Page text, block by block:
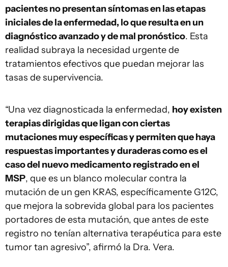
pacientes no presentan síntomas en las etapas
iniciales de la enfermedad, lo que resulta en un
diagnóstico avanzado y de mal pronóstico. Esta
realidad subraya la necesidad urgente de
tratamientos efectivos que puedan mejorar las
tasas de supervivencia.
“Una vez diagnosticada la enfermedad, hoy existen
terapias dirigidas que ligan con ciertas
mutaciones muy específicas y permiten que haya
respuestas importantes y duraderas como es el
caso del nuevo medicamento registrado en el
MSP, que es un blanco molecular contra la
mutación de un gen KRAS, específicamente G12C,
que mejora la sobrevida global para los pacientes
portadores de esta mutación, que antes de este
registro no tenían alternativa terapéutica para este
tumor tan agresivo”, afirmó la Dra. Vera.